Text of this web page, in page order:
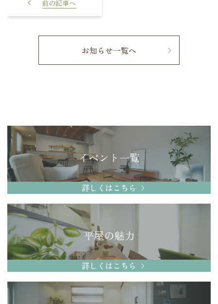
7/19(土)・20(日)開催！小上が
り畳×中庭×家事ラク動線の
お知らせ一覧へ
イベント一覧
詳しくはこちら
平屋の魅力
詳しくはこちら